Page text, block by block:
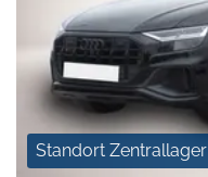
Standort Zentrallager